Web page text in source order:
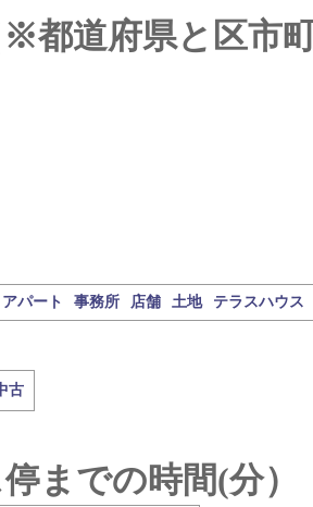
※都道府県と区市
アパート 事務所 店舗 土地 テラスハウス
古
までの時間(分）